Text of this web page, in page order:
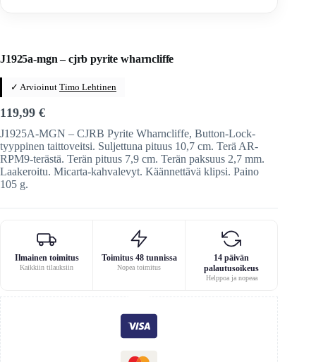
J1925a-mgn – cjrb pyrite wharncliffe
✓ Arvioinut Timo Lehtinen
119,99 €
J1925A-MGN – CJRB Pyrite Wharncliffe, Button-Lock-
tyyppinen taittoveitsi. Suljettuna pituus 10,7 cm. Terä AR-
RPM9-terästä. Terän pituus 7,9 cm. Terän paksuus 2,7 mm.
Laakeroitu. Micarta-kahvalevyt. Käännettävä klipsi. Paino
105 g.
Ilmainen toimitus
Kaikkiin tilauksiin
Toimitus 48 tunnissa
Nopea toimitus
14 päivän
palautusoikeus
Helppoa ja nopeaa